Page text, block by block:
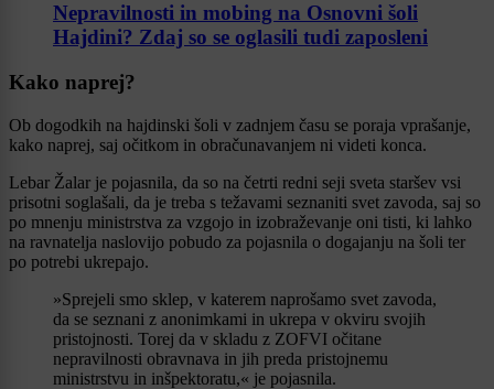
Nepravilnosti in mobing na Osnovni šoli
Hajdini? Zdaj so se oglasili tudi zaposleni
Kako naprej?
Ob dogodkih na hajdinski šoli v zadnjem času se poraja vprašanje,
kako naprej, saj očitkom in obračunavanjem ni videti konca.
Lebar Žalar je pojasnila, da so na četrti redni seji sveta staršev vsi
prisotni soglašali, da je treba s težavami seznaniti svet zavoda, saj so
po mnenju ministrstva za vzgojo in izobraževanje oni tisti, ki lahko
na ravnatelja naslovijo pobudo za pojasnila o dogajanju na šoli ter
po potrebi ukrepajo.
»Sprejeli smo sklep, v katerem naprošamo svet zavoda,
da se seznani z anonimkami in ukrepa v okviru svojih
pristojnosti. Torej da v skladu z ZOFVI očitane
nepravilnosti obravnava in jih preda pristojnemu
ministrstvu in inšpektoratu,« je pojasnila.